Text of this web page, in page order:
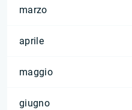
marzo
aprile
maggio
giugno